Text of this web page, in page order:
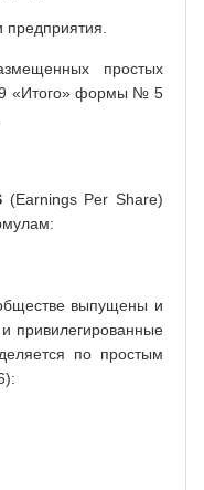
предприятия.
простых
9 «Итого» формы № 5
(Earnings Per Share)
выпущены и
привилегированные
по простым